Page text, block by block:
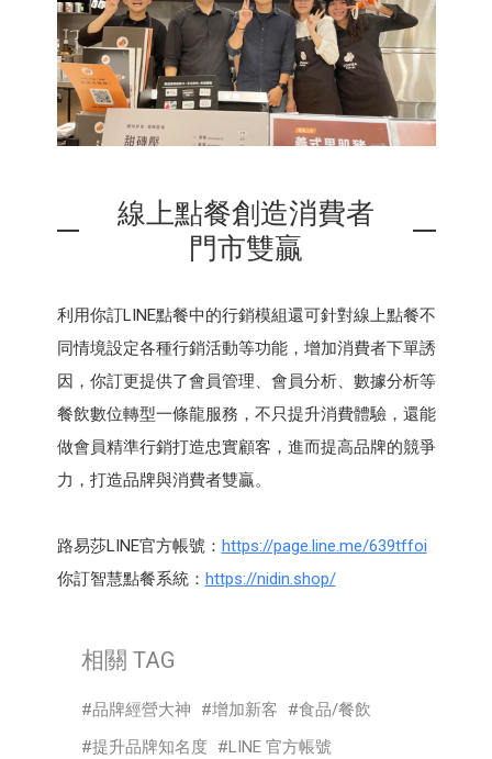
線上點餐創造消費者
門市雙贏
利用你訂LINE點餐中的行銷模組還可針對線上點餐不
同情境設定各種行銷活動等功能，增加消費者下單誘
因，你訂更提供了會員管理、會員分析、數據分析等
餐飲數位轉型一條龍服務，不只提升消費體驗，還能
做會員精準行銷打造忠實顧客，進而提高品牌的競爭
力，打造品牌與消費者雙贏。
路易莎LINE官方帳號： https://page.line.me/639tffoi
你訂智慧點餐系統： https://nidin.shop/
相關 TAG
品牌經營大神 增加新客
食品/餐飲
提升品牌知名度
LINE 官方帳號